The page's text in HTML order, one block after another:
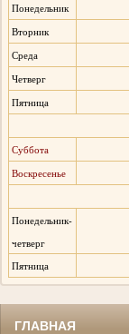
Понедельник
Вторник
Среда
Четверг
Пятница
Суббота
Воскресенье
Понедельник-
четверг
Пятница
ГЛАВНАЯ